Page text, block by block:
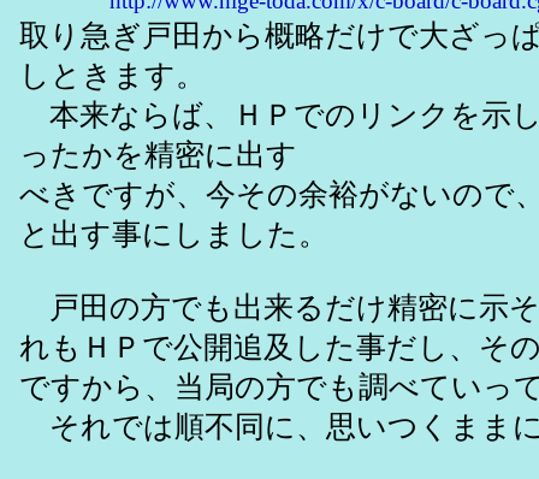
取り急ぎ戸田から概略だけで大ざっ
しときます。
本来ならば、ＨＰでのリンクを示
ったかを精密に出す
べきですが、今その余裕がないので
と出す事にしました。
戸田の方でも出来るだけ精密に示
れもＨＰで公開追及した事だし、そ
ですから、当局の方でも調べていっ
それでは順不同に、思いつくまま